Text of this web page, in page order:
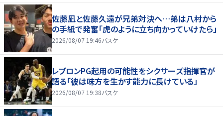
佐藤凪と佐藤久遠が兄弟対決へ…弟は八村から
の手紙で発奮「虎のように立ち向かっていけたら」
2026/08/07 19:46バスケ
レブロンPG起用の可能性をシクサーズ指揮官が
語る「彼は味方を生かす能力に長けている」
2026/08/07 19:38バスケ